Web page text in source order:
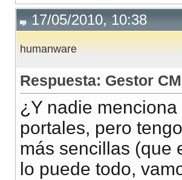
17/05/2010, 10:38
humanware
Respuesta: Gestor
¿Y nadie
portales, pero
más sencillas (que
lo puede todo,